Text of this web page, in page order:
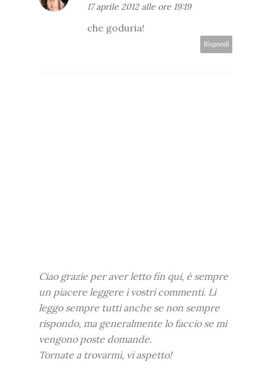
17 aprile 2012 alle ore 19:19
che goduria!
Rispondi
Ciao grazie per aver letto fin qui, è sempre
un piacere leggere i vostri commenti. Li
leggo sempre tutti anche se non sempre
rispondo, ma generalmente lo faccio se mi
vengono poste domande.
Tornate a trovarmi, vi aspetto!